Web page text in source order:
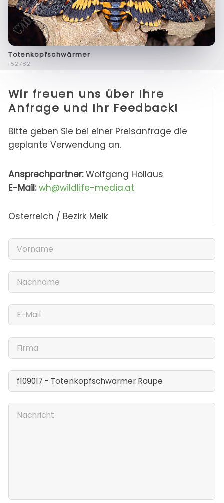
Totenkopfschwärmer
f52782
Wir freuen uns über Ihre
Anfrage und Ihr Feedback!
Bitte geben Sie bei einer Preisanfrage die
geplante Verwendung an.
Ansprechpartner:Wolfgang Hollaus
E-Mail: wh@wildlife-media.at
Österreich / Bezirk Melk